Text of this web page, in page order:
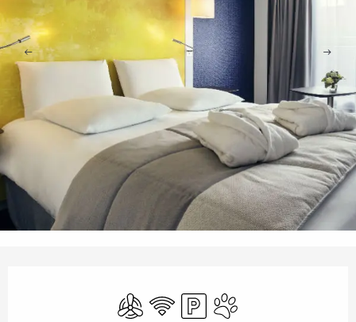
Aria condizionata
Wi-Fi ParcheggioAnimali ammessi